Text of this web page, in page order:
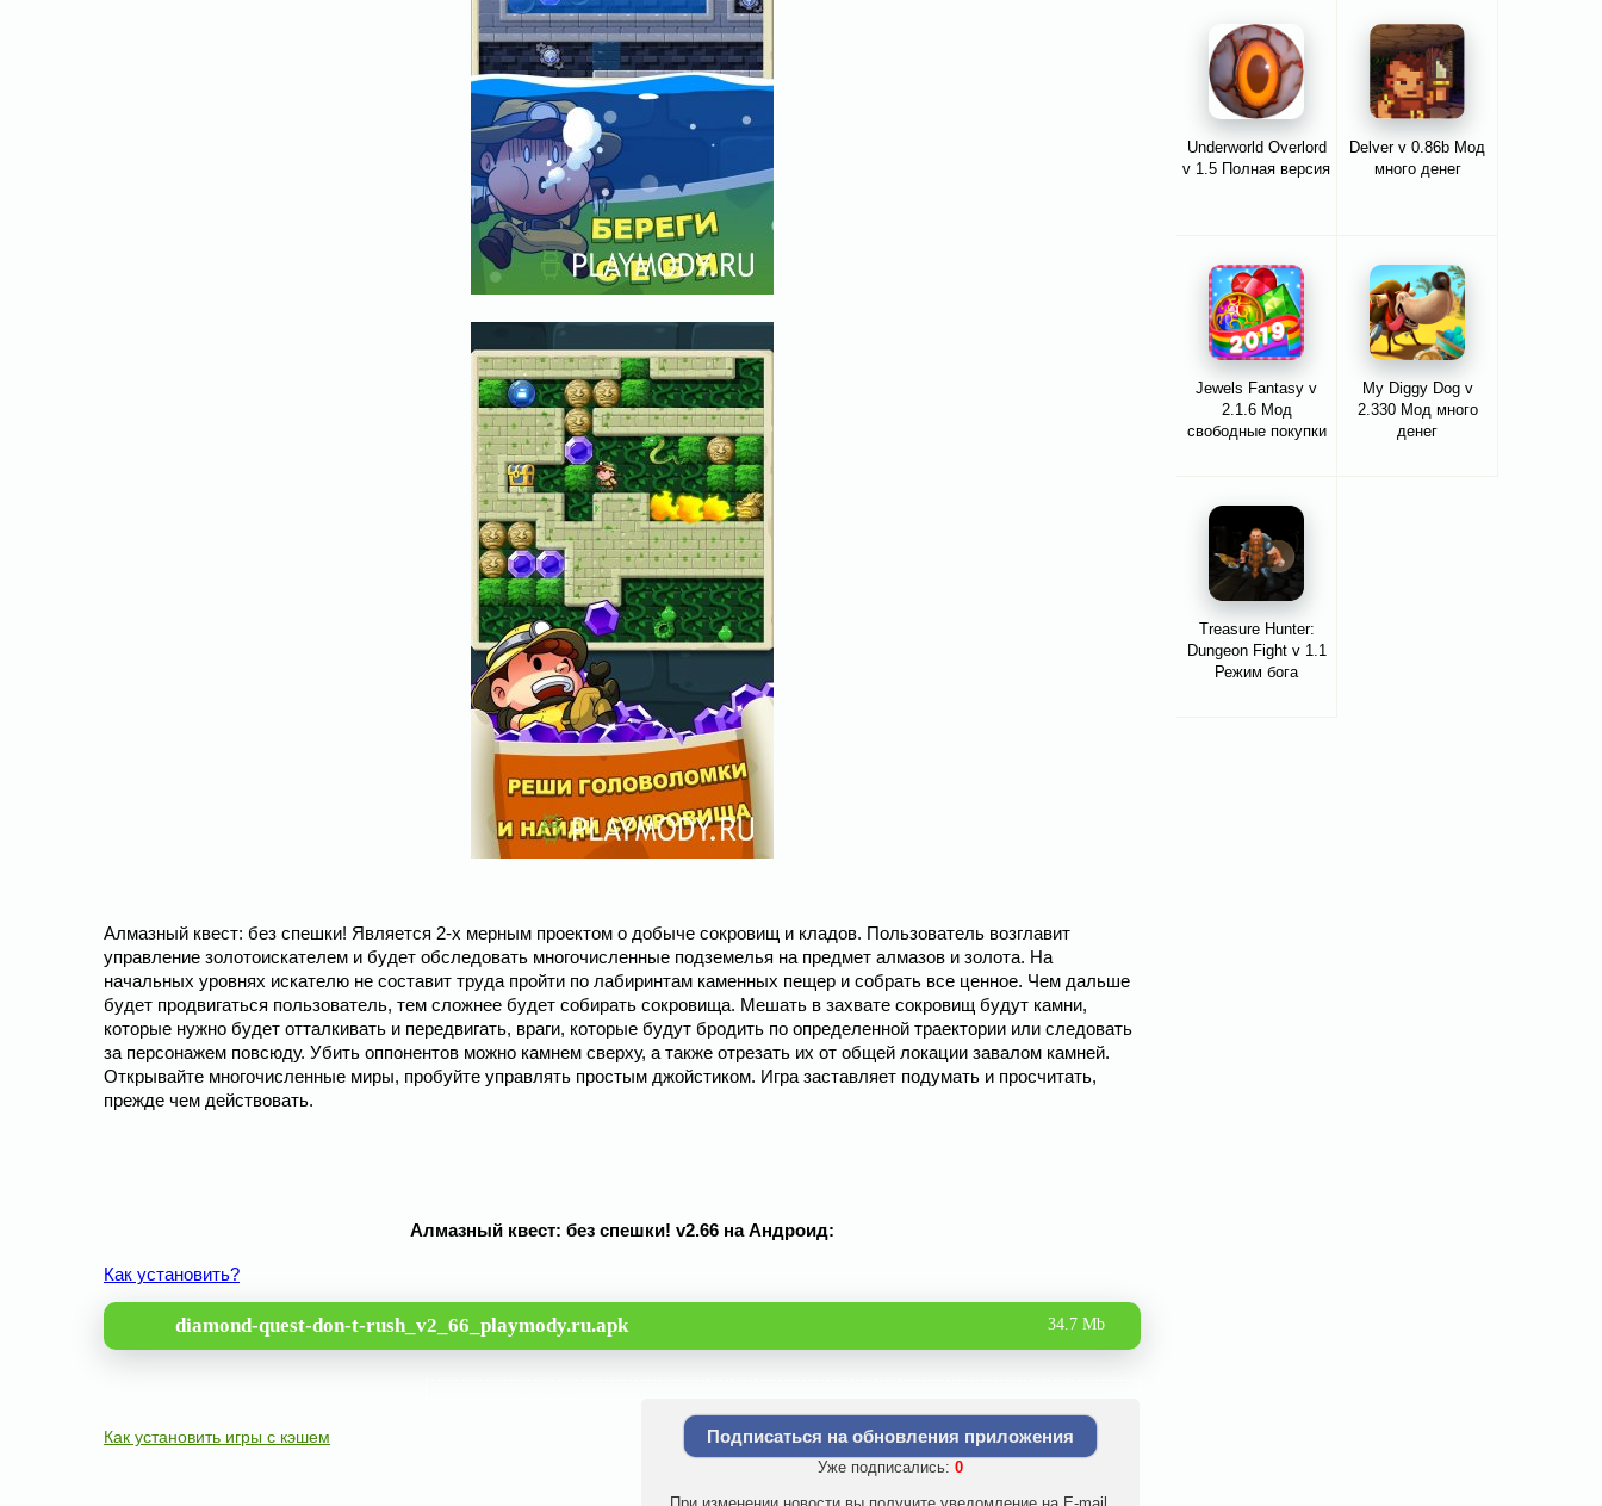
Алмазный квест: без спешки! Является 2-х мерным проектом о добыче сокровищ и кладов. Пользователь возглавит
управление золотоискателем и будет обследовать многочисленные подземелья на предмет алмазов и золота. На
начальных уровнях искателю не составит труда пройти по лабиринтам каменных пещер и собрать все ценное. Чем дальше
будет продвигаться пользователь, тем сложнее будет собирать сокровища. Мешать в захвате сокровищ будут камни,
которые нужно будет отталкивать и передвигать, враги, которые будут бродить по определенной траектории или следовать
за персонажем повсюду. Убить оппонентов можно камнем сверху, а также отрезать их от общей локации завалом камней.
Открывайте многочисленные миры, пробуйте управлять простым джойстиком. Игра заставляет подумать и просчитать,
прежде чем действовать.
Алмазный квест: без спешки! v2.66 на Андроид:
Как установить?
diamond-quest-don-t-rush_v2_66_playmody.ru.apk 34.7 Mb
Как установить игры с кэшем Подписаться на обновления приложения
Уже подписались: 0
Underworld Overlord
v 1.5 Полная версия
Delver v 0.86b Мод
много денег
Jewels Fantasy v
2.1.6 Мод
свободные покупки
My Diggy Dog v
2.330 Мод много
денег
Treasure Hunter:
Dungeon Fight v 1.1
Режим бога